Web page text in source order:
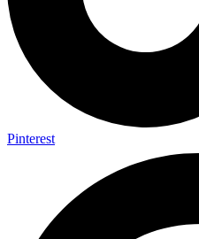
Pinterest